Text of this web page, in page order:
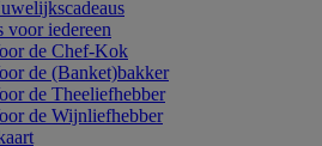
voor iedereen
de Chef-Kok
de (Banket)bakker
de Theeliefhebber
de Wijnliefhebber